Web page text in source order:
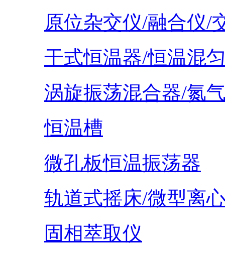
原位杂交仪/融合仪/
干式恒温器/恒温混
涡旋振荡混合器/氮
恒温槽
微孔板恒温振荡器
轨道式摇床/微型离
固相萃取仪